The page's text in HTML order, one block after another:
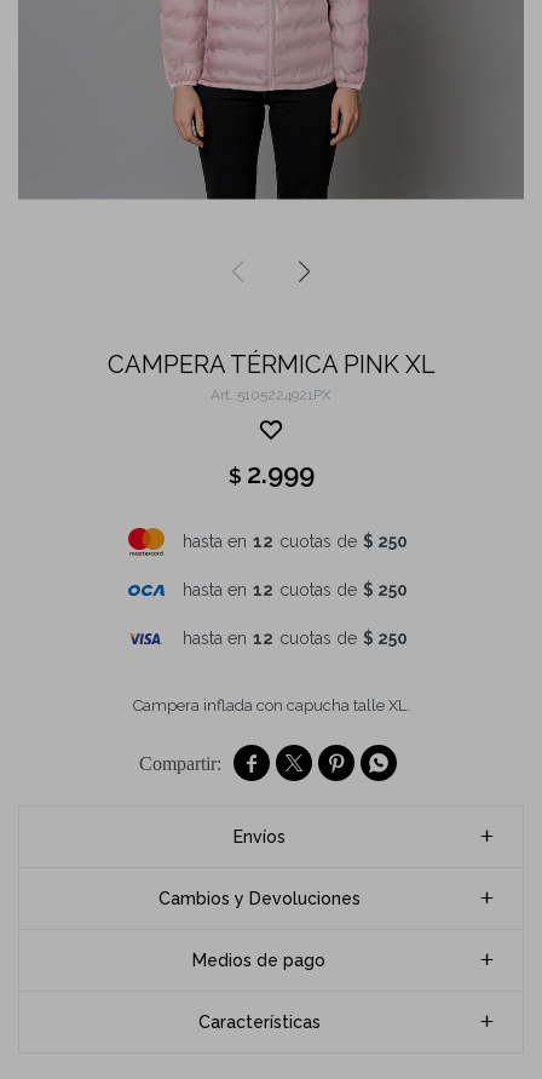
CAMPERA TÉRMICA PINK XL
5105224921PX
$ 2.999
hasta en 12 cuotas de $ 250
hasta en 12 cuotas de $ 250
hasta en 12 cuotas de $ 250
Campera inflada con capucha talle XL.
   
Envíos
Cambios y Devoluciones
Medios de pago
Características